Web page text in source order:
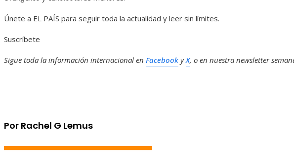
Únete a EL PAÍS para seguir toda la actualidad y leer sin límites.
Suscríbete
Sigue toda la información internacional en Facebook yX, o en nuestra newsletter
Por Rachel G Lemus